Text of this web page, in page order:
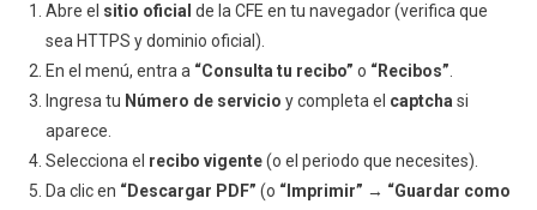
Abre el sitio oficial de la CFE en tu navegador (verifica que
sea HTTPS y dominio oficial).
En el menú, entra a “Consulta tu recibo” o “Recibos”
Ingresa tu Número de servicio y completa el captcha si
aparece.
Selecciona el recibo vigente(o el periodo que necesites).
Da clic en “Descargar PDF” (o “Imprimir” → “Guardar como